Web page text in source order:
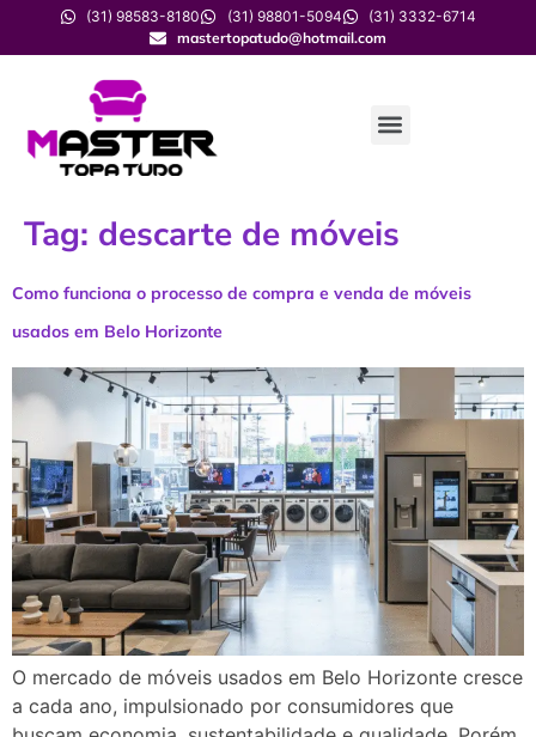
(31) 98583-8180 (31) 98801-5094
(31) 3332-6714
mastertopatudo@hotmail.com
Tag: descarte de móveis
Como funciona o processo de compra e venda de móveis
usados em Belo Horizonte
O mercado de móveis usados em Belo Horizonte cresce
a cada ano, impulsionado por consumidores que